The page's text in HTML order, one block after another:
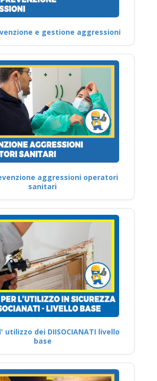
e gestione aggressioni
aggressioni operatori
sanitari
utilizzo dei DIISOCIANATI livello
base